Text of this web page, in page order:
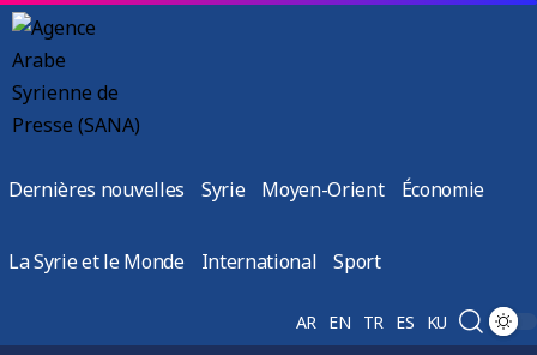
Dernières nouvelles Syrie Moyen-Orient Économie
La Syrie et le Monde International Sport
AR EN TR ES KU